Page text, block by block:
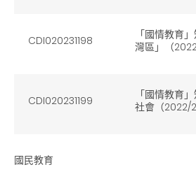
CDI020231198
「國情教育
灣區」（
CDI020231199
「國情教育
社會（2022/
國民教育